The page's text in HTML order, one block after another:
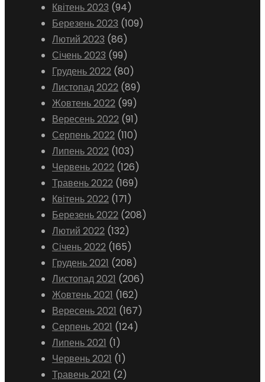
Квітень 2023 (94)
Березень 2023 (109)
Лютий 2023 (86)
Січень 2023 (99)
Грудень 2022 (80)
Листопад 2022 (89)
Жовтень 2022 (99)
Вересень 2022 (91)
Серпень 2022 (110)
Липень 2022 (103)
Червень 2022 (126)
Травень 2022 (169)
Квітень 2022 (171)
Березень 2022 (208)
Лютий 2022 (132)
Січень 2022 (165)
Грудень 2021 (208)
Листопад 2021 (206)
Жовтень 2021 (162)
Вересень 2021 (167)
Серпень 2021 (124)
Липень 2021 (1)
Червень 2021 (1)
Травень 2021 (2)